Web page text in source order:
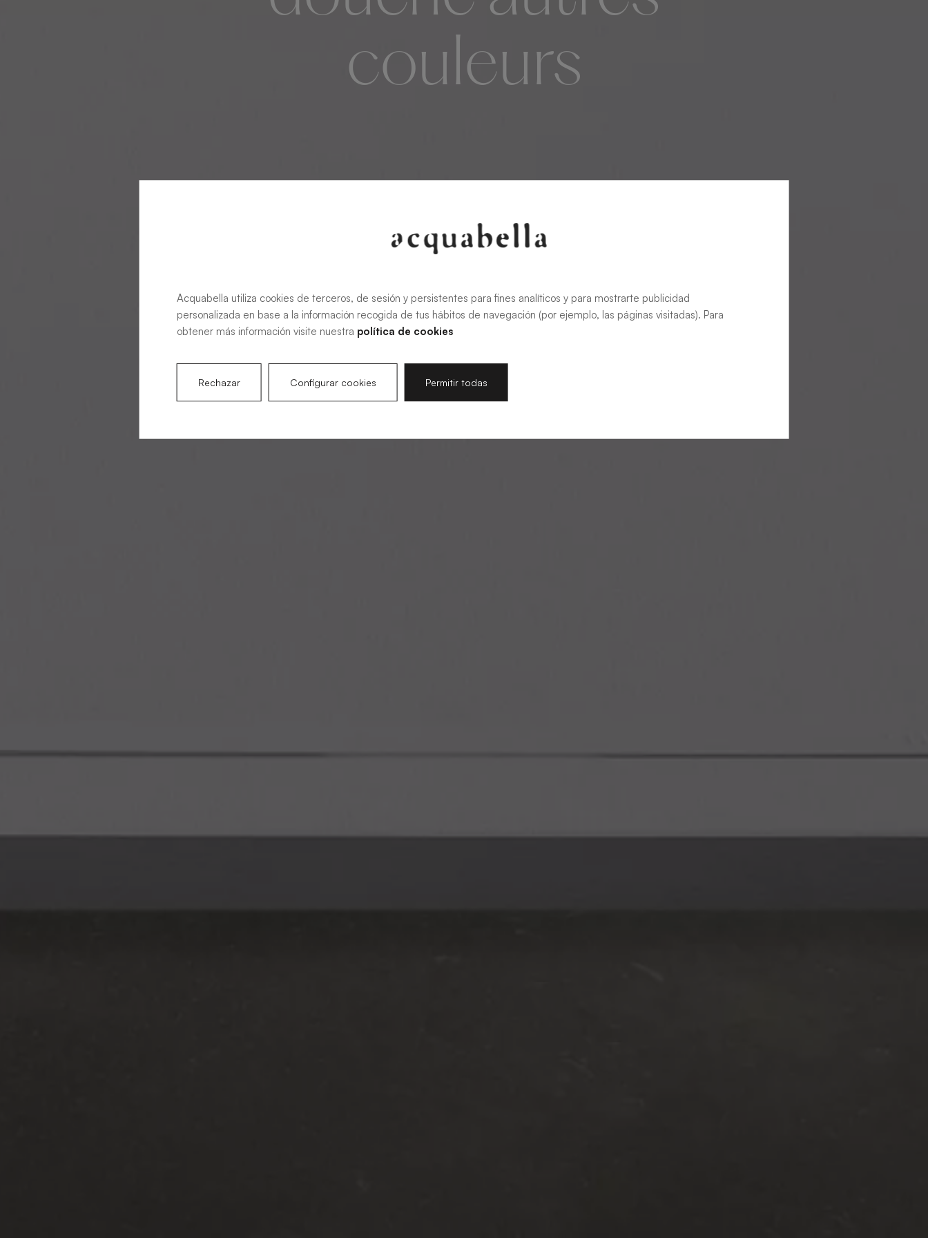
couleurs
Acquabella utiliza cookies de terceros, de sesión y persistentes para fines analíticos y para mostrarte publicidad
personalizada en base a la información recogida de tus hábitos de navegación (por ejemplo, las páginas visitadas). Para
obtener más información visite nuestra política de cookies
Rechazar Configurar cookies Permitir todas